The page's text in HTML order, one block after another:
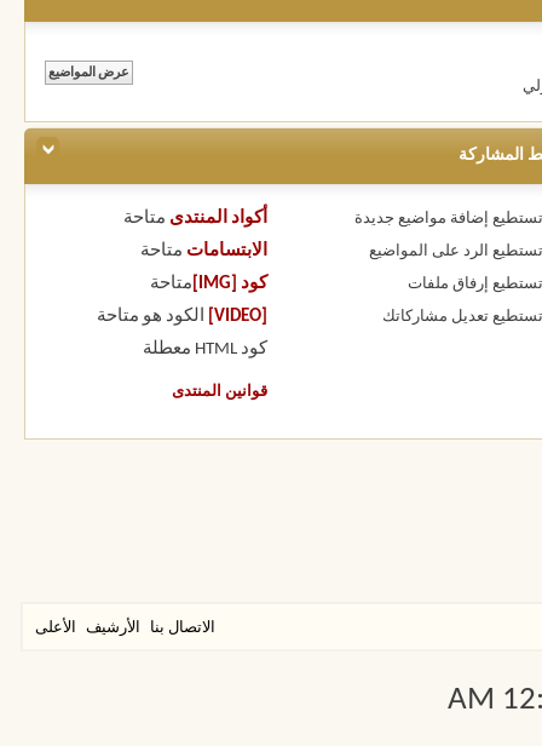
المشاركة
تستطيع إضافة مواضيع جديدة
تستطيع الرد على المواضيع
تستطيع إرفاق ملفات
تستطيع تعديل مشاركاتك
أكواد المنتدى متاحة
الابتسامات متاحة
كود [IMG]
متاحة
الكود هو متاحة
كود HTML
معطلة
قوانين المنتدى
الاتصال بنا الأرشيف الأعلى